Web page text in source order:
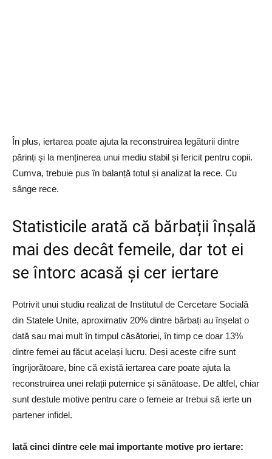
În plus, iertarea poate ajuta la reconstruirea legăturii dintre
părinți și la menținerea unui mediu stabil și fericit pentru copii.
Cumva, trebuie pus în balanță totul și analizat la rece. Cu
sânge rece.
Statisticile arată că bărbații înșală
mai des decât femeile, dar tot ei
se întorc acasă și cer iertare
Potrivit unui studiu realizat de Institutul de Cercetare Socială
din Statele Unite, aproximativ 20% dintre bărbați au înșelat o
dată sau mai mult în timpul căsătoriei, în timp ce doar 13%
dintre femei au făcut același lucru. Deși aceste cifre sunt
îngrijorătoare, bine că există iertarea care poate ajuta la
reconstruirea unei relații puternice și sănătoase. De altfel, chiar
sunt destule motive pentru care o femeie ar trebui să ierte un
partener infidel.
Iată cinci dintre cele mai importante motive pro iertare: